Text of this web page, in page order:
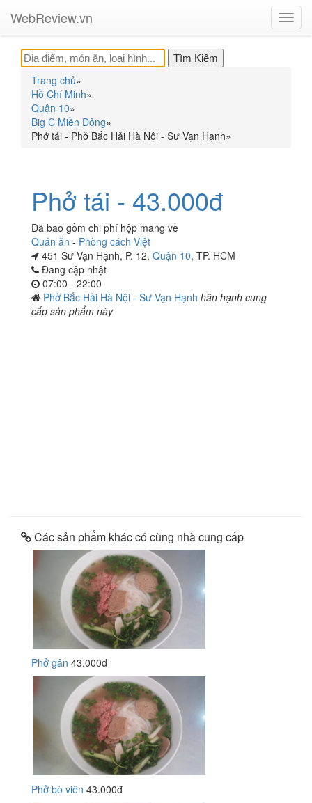
WebReview.vn
Trang chủ»
Hồ Chí Minh»
Quận 10»
Big C Miền Đông»
Phở tái - Phở Bắc Hải Hà Nội - Sư Vạn Hạnh»
Phở tái - 43.000đ
Đã bao gồm chi phí hộp mang về
Quán ăn - Phòng cách Việt
451 Sư Vạn Hạnh, P. 12, Quận 10, TP. HCM
Đang cập nhật
07:00 - 22:00
Phở Bắc Hải Hà Nội - Sư Vạn Hạnh hân hạnh cung
cấp sản phẩm này
Các sản phẩm khác có cùng nhà cung cấp
Phở gân 43.000đ
Phở bò viên 43.000đ